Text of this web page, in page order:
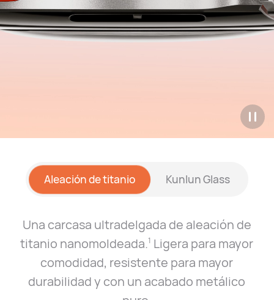
Aleación de titanio Kunlun Glass
Una carcasa ultradelgada de aleación de
titanio nanomoldeada.1 Ligera para mayor
comodidad, resistente para mayor
durabilidad y con un acabado metálico